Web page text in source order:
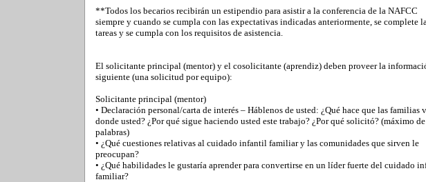
**Todos los becarios recibirán un estipendio para asistir a la conferencia de la NAFCC
siempre y cuando se cumpla con las expectativas indicadas anteriormente, se complete
tareas y se cumpla con los requisitos de asistencia.
El solicitante principal (mentor) y el cosolicitante (aprendiz) deben proveer la
siguiente (una solicitud por equipo):
Solicitante principal (mentor)
• Declaración personal/carta de interés – Háblenos de usted: ¿Qué hace que las familias
donde usted? ¿Por qué sigue haciendo usted este trabajo? ¿Por qué solicitó? (máximo
palabras)
• ¿Qué cuestiones relativas al cuidado infantil familiar y las comunidades que sirven le
preocupan?
• ¿Qué habilidades le gustaría aprender para convertirse en un líder fuerte del cuidado
familiar?